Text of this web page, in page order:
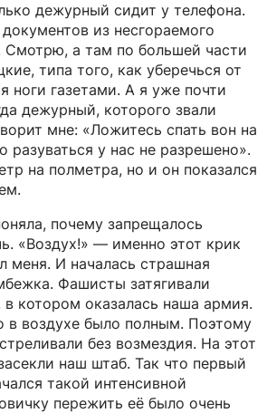
дежурный сидит у телефона.
из несгораемого
Смотрю, а там по большей части
типа того, как уберечься от
ноги газетами. А я уже почти
дежурный, которого звали
мне: «Ложитесь спать вон на
разуваться у нас не разрешено».
на полметра, но и он показался
почему запрещалось
«Воздух!» — именно этот крик
меня. И началась страшная
Фашисты затягивали
котором оказалась наша армия.
в воздухе было полным. Поэтому
без возмездия. На этот
наш штаб. Так что первый
такой интенсивной
пережить её было очень